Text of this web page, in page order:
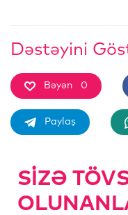
Dəstəyini
Bəyən 0
Paylaş
SIZƏ